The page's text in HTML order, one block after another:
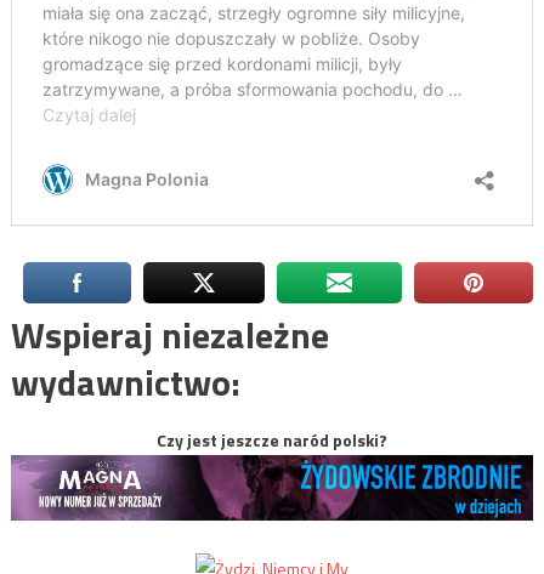
Wspieraj niezależne
wydawnictwo:
Czy jest jeszcze naród polski?